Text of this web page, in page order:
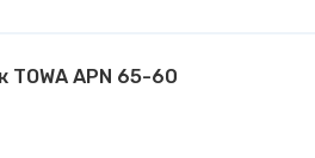
TOWA APN 65-60